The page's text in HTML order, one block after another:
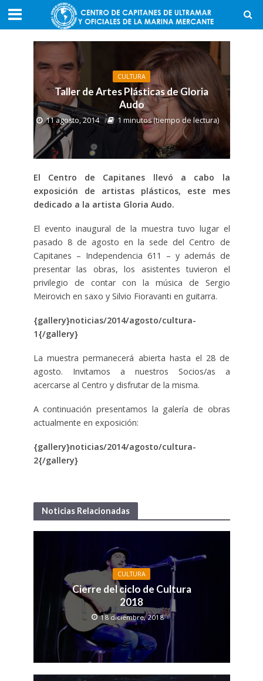
CULTURA
Taller de Artes Plásticas de Gloria
Audo
11 agosto, 2014 1 minutos (tiempo de lectura)
El Centro de Capitanes llevó a cabo la
exposición de artistas plásticos, este mes
dedicado a la artista Gloria Audo.
El evento inaugural de la muestra tuvo lugar el
pasado 8 de agosto en la sede del Centro de
Capitanes – Independencia 611 – y además de
presentar las obras, los asistentes tuvieron el
privilegio de contar con la música de Sergio
Meirovich en saxo y Silvio Fioravanti en guitarra.
{gallery}noticias/2014/agosto/cultura-
1{/gallery}
La muestra permanecerá abierta hasta el 28 de
agosto. Invitamos a nuestros Socios/as a
acercarse al Centro y disfrutar de la misma.
A continuación presentamos la galería de obras
actualmente en exposición:
{gallery}noticias/2014/agosto/cultura-
2{/gallery}
Noticias Relacionadas
CULTURA
Cierre del ciclo de Cultura
2018
18 diciembre, 2018